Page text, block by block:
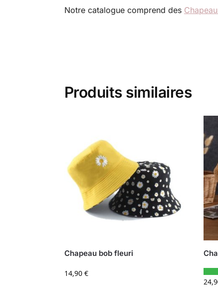
Notre catalogue comprend des
Produits similaires
Chapeau bob fleuri
14,90 €